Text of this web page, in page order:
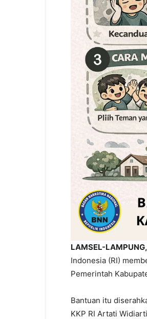
LAMSEL-
Indonesia (RI)
Pemerintah
Bantuan itu
KKP RI Artati